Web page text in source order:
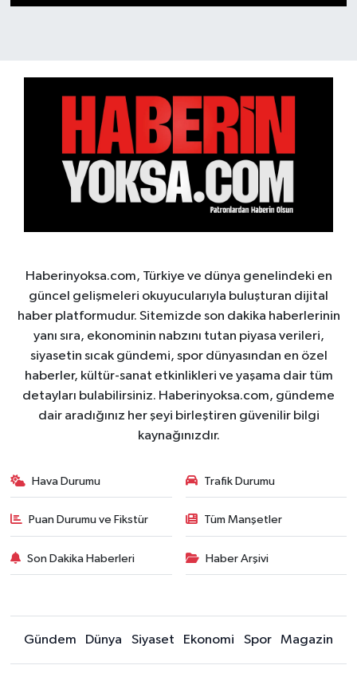
Haberinyoksa.com, Türkiye ve dünya genelindeki en
güncel gelişmeleri okuyucularıyla buluşturan dijital
haber platformudur. Sitemizde son dakika haberlerinin
yanı sıra, ekonominin nabzını tutan piyasa verileri,
siyasetin sıcak gündemi, spor dünyasından en özel
haberler, kültür-sanat etkinlikleri ve yaşama dair tüm
detayları bulabilirsiniz. Haberinyoksa.com, gündeme
dair aradığınız her şeyi birleştiren güvenilir bilgi
kaynağınızdır.
Hava Durumu Trafik Durumu
Puan Durumu ve Fikstür Tüm Manşetler
Son Dakika Haberleri Haber Arşivi
Gündem Dünya Siyaset Ekonomi Spor Magazin